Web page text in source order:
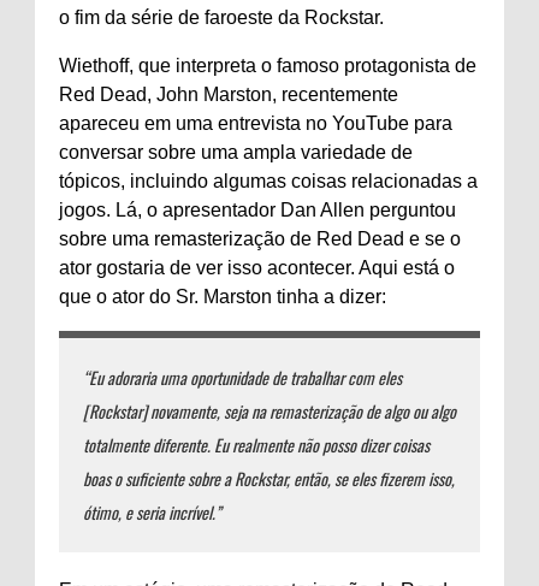
o fim da série de faroeste da Rockstar.
Wiethoff, que interpreta o famoso protagonista de
Red Dead, John Marston, recentemente
apareceu em uma entrevista no YouTube para
conversar sobre uma ampla variedade de
tópicos, incluindo algumas coisas relacionadas a
jogos. Lá, o apresentador Dan Allen perguntou
sobre uma remasterização de Red Dead e se o
ator gostaria de ver isso acontecer. Aqui está o
que o ator do Sr. Marston tinha a dizer:
“Eu adoraria uma oportunidade de trabalhar com eles
[Rockstar] novamente, seja na remasterização de algo ou algo
totalmente diferente. Eu realmente não posso dizer coisas
boas o suficiente sobre a Rockstar, então, se eles fizerem isso,
ótimo, e seria incrível.”